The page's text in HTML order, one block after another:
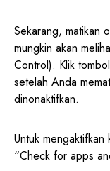
Sekarang, matikan
mungkin akan
Control). Klik
setelah Anda
dinonaktifkan.
Untuk
“Check for apps